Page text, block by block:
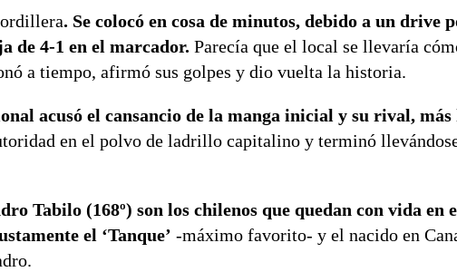
. Se colocó en cosa de minutos, debido a un drive
de 4-1 en el marcador. Parecía que el local se llevaría
a tiempo, afirmó sus golpes y dio vuelta la historia.
acusó el cansancio de la manga inicial y su rival,
en el polvo de ladrillo capitalino y terminó
Tabilo (168º) son los chilenos que quedan con vida en
el ‘Tanque’ -máximo favorito- y el nacido en